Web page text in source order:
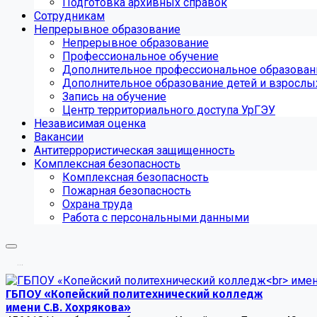
Сотрудникам
Непрерывное образование
Непрерывное образование
Профессиональное обучение
Дополнительное профессиональное
Дополнительное образование детей и
Запись на обучение
Центр территориального доступа УрГЭУ
Независимая оценка
Вакансии
Антитеррористическая защищенность
Комплексная безопасность
Комплексная безопасность
Пожарная безопасность
Охрана труда
Работа с персональными данными
...
ГБПОУ «Копейский политехнический колледж
имени С.В. Хохрякова»